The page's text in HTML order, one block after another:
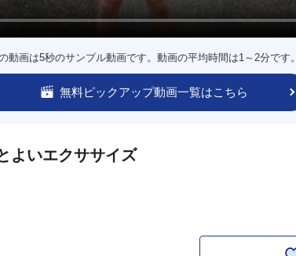
動画は5秒のサンプル動画です。動画の平均時間は1～2分です。
無料ピックアップ動画一覧はこちら
よいエクササイズ